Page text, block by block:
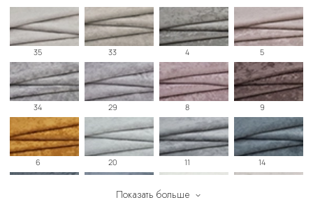
35 33 4 5
34 29 8 9
6 20 11 14
Показать больше